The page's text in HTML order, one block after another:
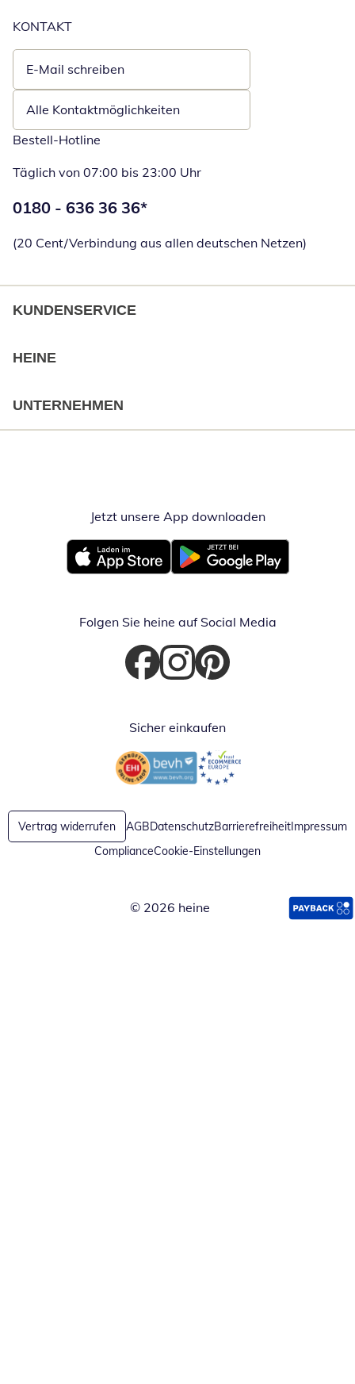
KONTAKT
E-Mail schreiben
Öffnet E-Mail-Client
Alle Kontaktmöglichkeiten
Bestell-Hotline
Täglich von 07:00 bis 23:00 Uhr
Telefonnummer:
0180 - 636 36 36*
(20 Cent/Verbindung aus allen deutschen Netzen)
KUNDENSERVICE
HEINE
UNTERNEHMEN
Jetzt unsere App downloadenÖffnet in
Öffnet in neuem FensterÖffnet in neuem Fenster
Folgen Sie heine auf Social Media
Öffnet in neuem Fenster
Öffnet in neuem Fenster
Öffnet in neuem Fenster
Sicher einkaufen
Öffnet in neuem FensterÖffnet in neuem Fenster
Vertrag widerrufen AGBDatenschutzBarrierefreiheitImpressum
ComplianceCookie-Einstellungen
© 2026 heine